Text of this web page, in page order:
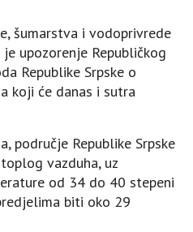
šumarstva i vodoprivrede
upozorenje Republičkog
Republike Srpske o
koji će danas i sutra
područje Republike Srpske
vazduha, uz
od 34 do 40 stepeni
biti oko 29